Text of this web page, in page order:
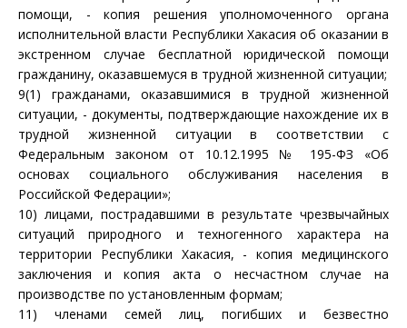
помощи, - копия решения уполномоченного органа
исполнительной власти Республики Хакасия об оказании в
экстренном случае бесплатной юридической помощи
гражданину, оказавшемуся в трудной жизненной ситуации;
9(1) гражданами, оказавшимися в трудной жизненной
ситуации, - документы, подтверждающие нахождение их в
трудной жизненной ситуации в соответствии с
Федеральным законом от 10.12.1995 № 195-ФЗ «Об
основах социального обслуживания населения в
Российской Федерации»;
10) лицами, пострадавшими в результате чрезвычайных
ситуаций природного и техногенного характера на
территории Республики Хакасия, - копия медицинского
заключения и копия акта о несчастном случае на
производстве по установленным формам;
11) членами семей лиц, погибших и безвестно